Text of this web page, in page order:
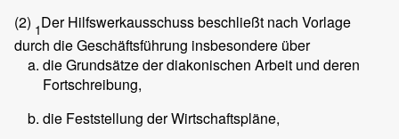
(2) 1Der Hilfswerkausschuss beschließt nach Vorlage
durch die Geschäftsführung insbesondere über
die Grundsätze der diakonischen Arbeit und deren
Fortschreibung,
die Feststellung der Wirtschaftspläne,